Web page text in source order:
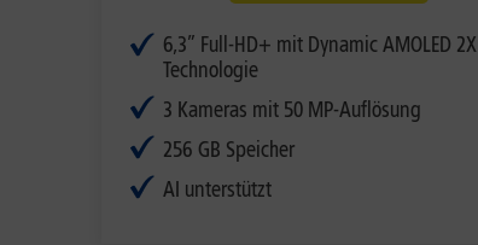
6,3” Full-HD+ mit Dynamic AMOLED 2X
Technologie
3 Kameras mit 50 MP-Auflösung
256 GB Speicher
AI unterstützt